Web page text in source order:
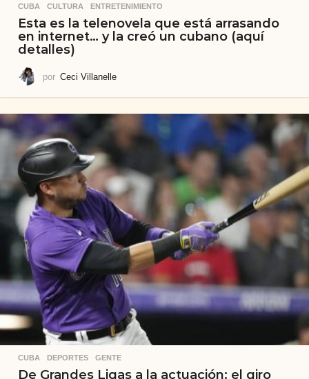
CUBA ,CULTURA ,ENTRETENIMIENTO
Esta es la telenovela que está arrasando
en internet… y la creó un cubano (aquí
detalles)
por Ceci Villanelle
CUBA ,DEPORTES ,GENTE
De Grandes Ligas a la actuación: el giro